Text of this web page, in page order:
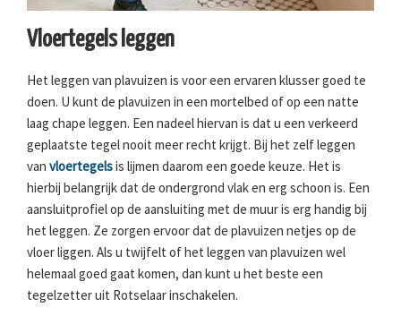
Vloertegels leggen
Het leggen van plavuizen is voor een ervaren klusser goed te
doen. U kunt de plavuizen in een mortelbed of op een natte
laag chape leggen. Een nadeel hiervan is dat u een verkeerd
geplaatste tegel nooit meer recht krijgt. Bij het zelf leggen
van vloertegelsis lijmen daarom een goede keuze. Het is
hierbij belangrijk dat de ondergrond vlak en erg schoon is. Een
aansluitprofiel op de aansluiting met de muur is erg handig bij
het leggen. Ze zorgen ervoor dat de plavuizen netjes op de
vloer liggen. Als u twijfelt of het leggen van plavuizen wel
helemaal goed gaat komen, dan kunt u het beste een
tegelzetter uit Rotselaar inschakelen.